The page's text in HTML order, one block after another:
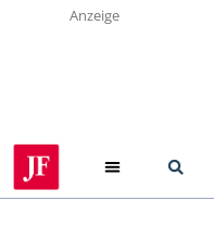
Anzeige